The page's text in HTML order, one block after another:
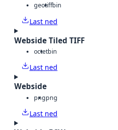
geotiffbin
Last ned
Webside Tiled TIFF
octetbin
Last ned
Webside
pngpng
Last ned